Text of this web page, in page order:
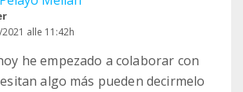
alle 11:42h
he empezado a colaborar con
algo más pueden decirmelo